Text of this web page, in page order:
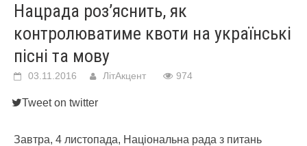
Нацрада роз’яснить, як
контролюватиме квоти на українські
пісні та мову
03.11.2016 ЛітАкцент 974
Tweet on twitter
Завтра, 4 листопада, Національна рада з питань